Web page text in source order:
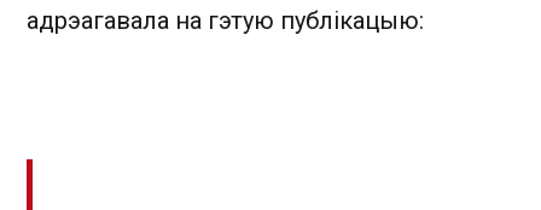
адрэагавала на гэтую публікацыю: